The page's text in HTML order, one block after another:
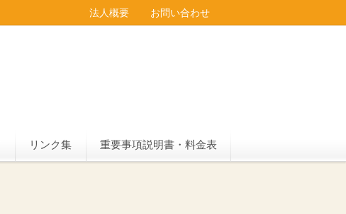
法人概要 お問い合わせ
リンク集 重要事項説明書・料金表